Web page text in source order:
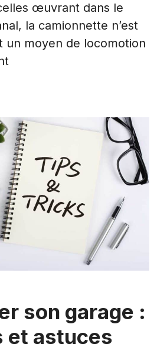
œuvrant dans le
la camionnette n’est
un moyen de locomotion
son garage :
et astuces